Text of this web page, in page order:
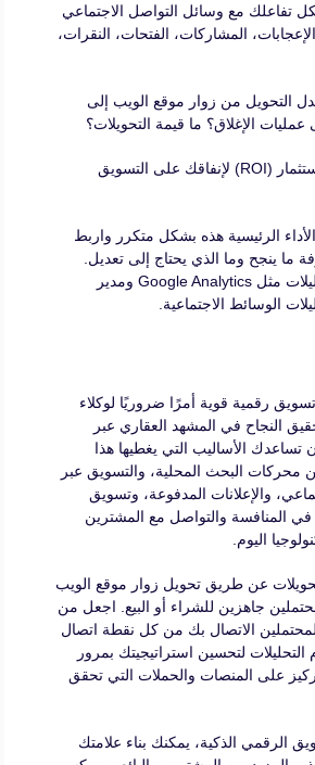
تفاعلك مع وسائل التواصل الاجتماعي
المشاركات، الفتحات، النقرات،
التحويل من زوار موقع الويب إلى
عمليات الإغلاق؟ ما قيمة التحويلات؟
ROI – ما هو عائد الاستثمار (ROI) لإنفاقك على التسويق
الرئيسية هذه بشكل متكرر واربط
ما ينجح وما الذي يحتاج إلى تعديل.
استخدم منصات التحليلات مثل Google Analytics ومدير
تسويق رقمية قوية أمرًا ضروريًا لوكلاء
النجاح في المشهد العقاري عبر
تساعدك الأساليب التي يغطيها هذا
محركات البحث المحلية، والتسويق عبر
والإعلانات المدفوعة، وتسويق
في المنافسة والتواصل مع المشترين
اليوم.
عن طريق تحويل زوار موقع الويب
جاهزين للشراء أو البيع. اجعل من
الاتصال بك من كل نقطة اتصال
التحليلات لتحسين استراتيجيتك بمرور
على المنصات والحملات التي تحقق
الرقمي الذكية، يمكنك بناء علامتك